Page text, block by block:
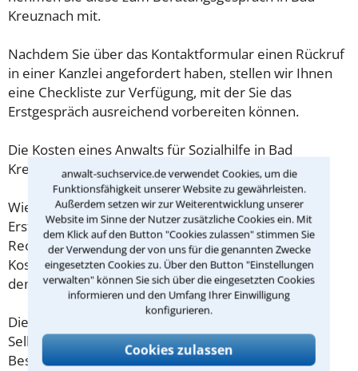
anwalt-suchservice.de verwendet Cookies, um die
Funktionsfähigkeit unserer Website zu gewährleisten.
Außerdem setzen wir zur Weiterentwicklung unserer
Website im Sinne der Nutzer zusätzliche Cookies ein. Mit
dem Klick auf den Button "Cookies zulassen" stimmen Sie
der Verwendung der von uns für die genannten Zwecke
eingesetzten Cookies zu. Über den Button "Einstellungen
verwalten" können Sie sich über die eingesetzten Cookies
informieren und den Umfang Ihrer Einwilligung
konfigurieren.
Cookies zulassen
Kreuznach mit.
Nachdem Sie über das Kontaktformular einen Rückruf
in einer Kanzlei angefordert haben, stellen wir Ihnen
eine Checkliste zur Verfügung, mit der Sie das
Erstgespräch ausreichend vorbereiten können.
Die Kosten eines Anwalts für Sozialhilfe in Bad
Kreuznach sind oft geringer als gedacht!
Wieviel ein Rechtsanwalt in Bad Kreuznach für eine
Erstberatung verlangen darf, ist in §34 des
Rechtsanwaltsvergütungsgesetz (RVG) geregelt. Die
Kosten für das erste Beratungsgespräch betragen
demnach maximal 190,00 € zzgl. MwSt.
Diese Regelung gilt jedoch nur für Verbraucher. Für
Selbstständige oder Freiberufler gilt diese
Beschränkung nicht.